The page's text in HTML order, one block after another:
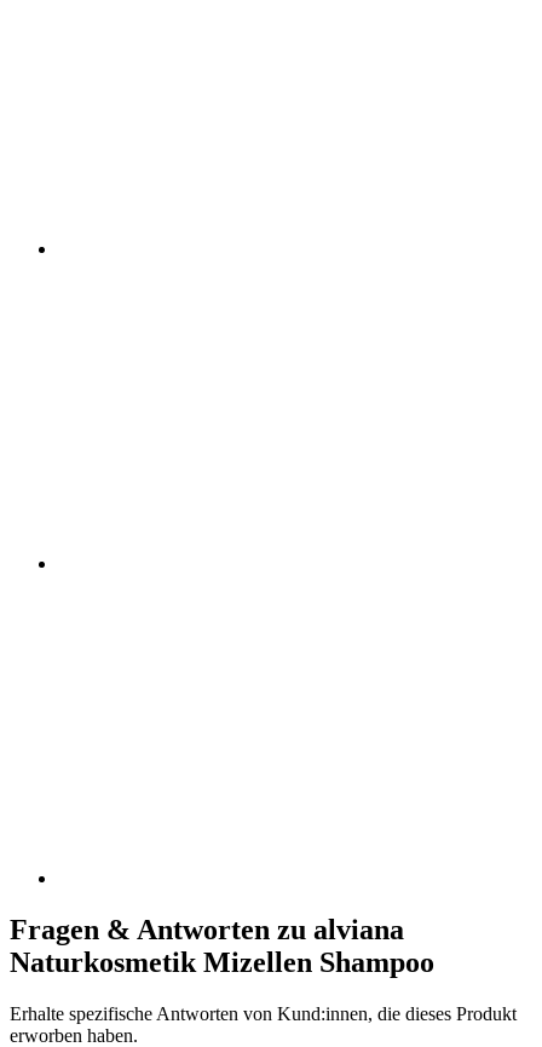
Fragen & Antworten zu alviana
Naturkosmetik Mizellen Shampoo
Erhalte spezifische Antworten von Kund:innen, die dieses Produkt
erworben haben.